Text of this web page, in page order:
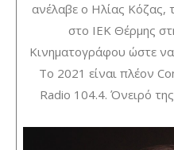
ανέλαβε ο Ηλίας Κόζας,
στο ΙΕΚ Θέρμης
Κινηματογράφου ώστε να
Το 2021 είναι πλέον
Radio 104.4. Όνειρό